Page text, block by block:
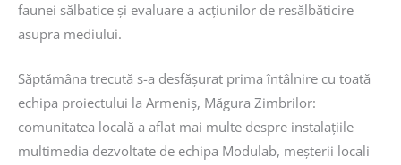
faunei sălbatice și evaluare a acțiunilor de resălbăticire
asupra mediului.
Săptămâna trecută s-a desfășurat prima întâlnire cu toată
echipa proiectului la Armeniș, Măgura Zimbrilor:
comunitatea locală a aflat mai multe despre instalațiile
multimedia dezvoltate de echipa Modulab, meșterii locali